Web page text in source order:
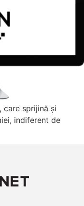
care sprijină și
indiferent de